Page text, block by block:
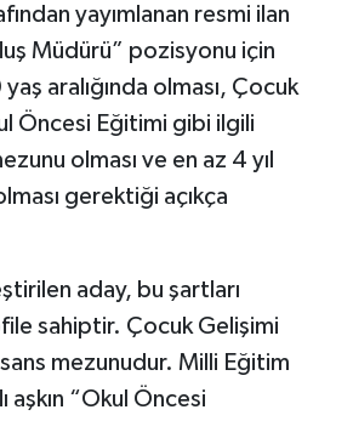
yayımlanan resmi ilan
Müdürü” pozisyonu için
aralığında olması, Çocuk
Öncesi Eğitimi gibi ilgili
olması ve en az 4 yıl
gerektiği açıkça
aday, bu şartları
sahiptir. Çocuk Gelişimi
mezunudur. Milli Eğitim
aşkın “Okul Öncesi